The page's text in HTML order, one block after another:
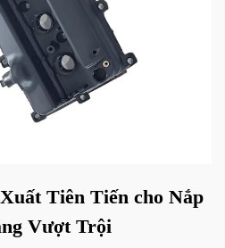
Tiên Tiến cho Nắp
Vượt Trội